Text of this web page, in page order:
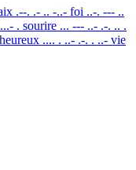
.--. .- .. -..- foi ..-. --- ..
. sourire ... --- ..- .-. .. .
heureux .... . ..- .-. . ..- vie